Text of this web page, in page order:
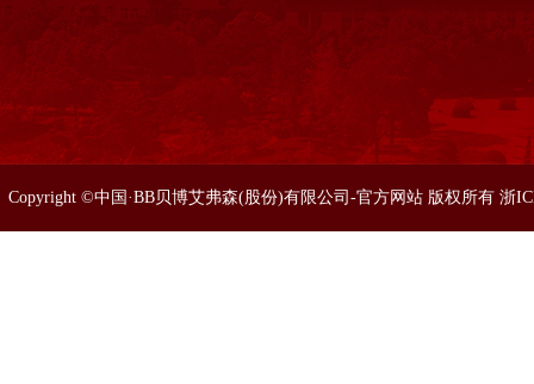
Copyright ©中国·BB贝博艾弗森(股份)有限公司-官方网站 版权所有 浙